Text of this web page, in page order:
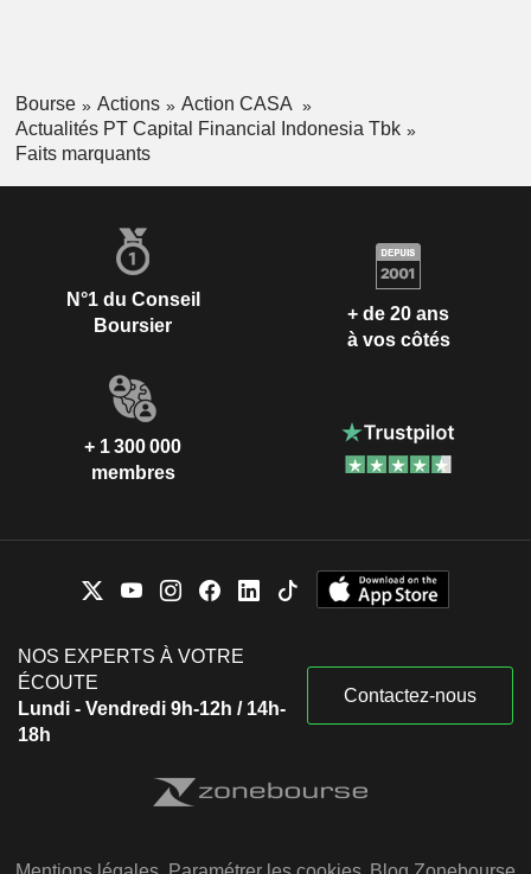
Bourse Actions
Action CASA
Actualités PT Capital Financial Indonesia Tbk
Faits marquants
N°1 du Conseil
Boursier
+ de 20 ans
à vos côtés
+ 1 300 000
membres
NOS EXPERTS À VOTRE
ÉCOUTE
Lundi - Vendredi 9h-12h / 14h-
18h
Contactez-nous